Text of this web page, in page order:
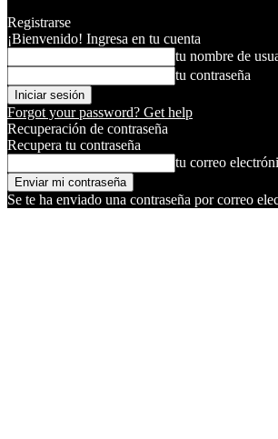
Registrarse
¡Bienvenido! Ingresa en tu cuenta
tu nombre de
tu contraseña
Forgot your password? Get help
Recuperación de contraseña
Recupera tu contraseña
tu correo
Se te ha enviado una contraseña por correo